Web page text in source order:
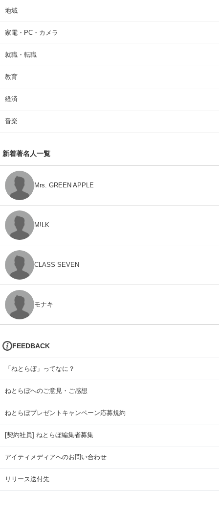
地域
家電・PC・カメラ
就職・転職
教育
経済
音楽
新着著名人一覧
Mrs. GREEN APPLE
M!LK
CLASS SEVEN
モナキ
FEEDBACK
「ねとらぼ」ってなに？
ねとらぼへのご意見・ご感想
ねとらぼプレゼントキャンペーン応募規約
[契約社員] ねとらぼ編集者募集
アイティメディアへのお問い合わせ
リリース送付先